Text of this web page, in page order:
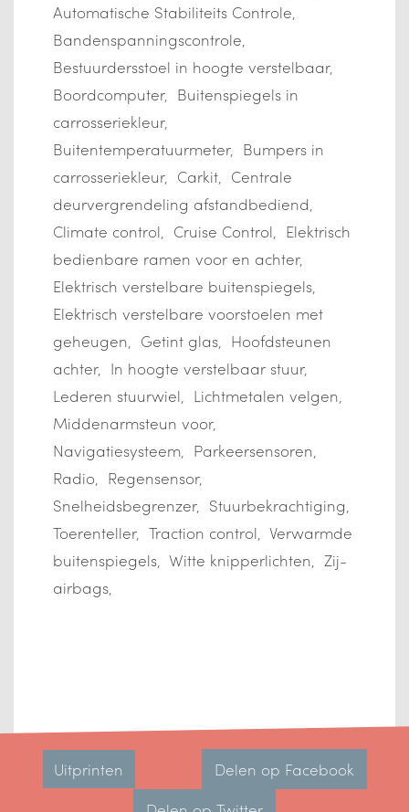
Automatische Stabiliteits Controle
Bandenspanningscontrole
Bestuurdersstoel in hoogte verstelbaar
Boordcomputer
Buitenspiegels in
carrosseriekleur
Buitentemperatuurmeter
Bumpers in
carrosseriekleur
Carkit
Centrale
deurvergrendeling afstandbediend
Climate control
Cruise Control
Elektrisch
bedienbare ramen voor en achter
Elektrisch verstelbare buitenspiegels
Elektrisch verstelbare voorstoelen met
geheugen
Getint glas
Hoofdsteunen
achter
In hoogte verstelbaar stuur
Lederen stuurwiel
Lichtmetalen velgen
Middenarmsteun voor
Navigatiesysteem
Parkeersensoren
Radio
Regensensor
Snelheidsbegrenzer
Stuurbekrachtiging
Toerenteller
Traction control Verwarmde
buitenspiegels Witte knipperlichten
Zij-
airbags
Uitprinten
Delen op Facebook